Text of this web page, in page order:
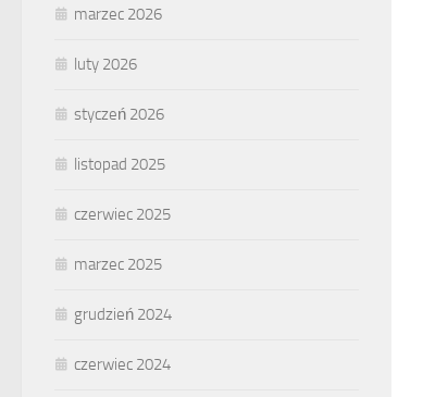
marzec 2026
luty 2026
styczeń 2026
listopad 2025
czerwiec 2025
marzec 2025
grudzień 2024
czerwiec 2024